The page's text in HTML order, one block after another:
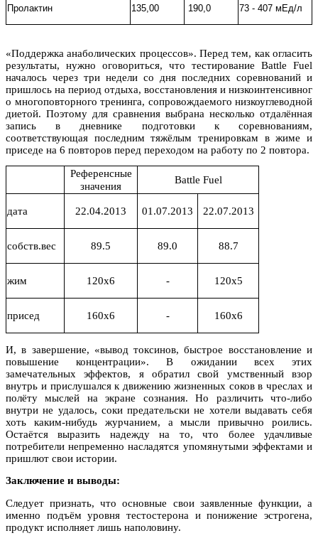
Пролактин 135,00 190,0 73 - 407 мЕд/л
«Поддержка анаболических процессов». Перед тем, как огласить
результаты, нужно оговориться, что тестирование Battle Fuel
началось через три недели со дня последних соревнований и
пришлось на период отдыха, восстановления и низкоинтенсивног
о многоповторного тренинга, сопровождаемого низкоуглеводной
диетой. Поэтому для сравнения выбрана несколько отдалённая
запись в дневнике подготовки к соревнованиям,
соответствующая последним тяжёлым тренировкам в жиме и
приседе на 6 повторов перед переходом на работу по 2 повтора.
Референcные
значения
Battle Fuel
дата 22.04.2013 01.07.2013 22.07.2013
собств.вес 89.5 89.0 88.7
жим 120х6 - 120х5
присед 160х6 - 160х6
И, в завершение, «вывод токсинов, быстрое восстановление и
повышение концентрации». В ожидании всех этих
замечательных эффектов, я обратил свой умственный взор
внутрь и прислушался к движению жизненных соков в чреслах и
полёту мыслей на экране сознания. Но различить что-либо
внутри не удалось, соки предательски не хотели выдавать себя
хоть каким-нибудь журчанием, а мысли привычно роились.
Остаётся выразить надежду на то, что более удачливые
потребители непременно насладятся упомянутыми эффектами и
пришлют свои истории.
Заключение и выводы:
Следует признать, что основные свои заявленные функции, а
именно подъём уровня тестостерона и понижение эстрогена,
продукт исполняет лишь наполовину.